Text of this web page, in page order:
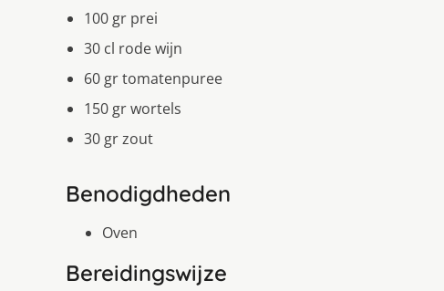
100 gr prei
30 cl rode wijn
60 gr tomatenpuree
150 gr wortels
30 gr zout
Benodigdheden
Oven
Bereidingswijze